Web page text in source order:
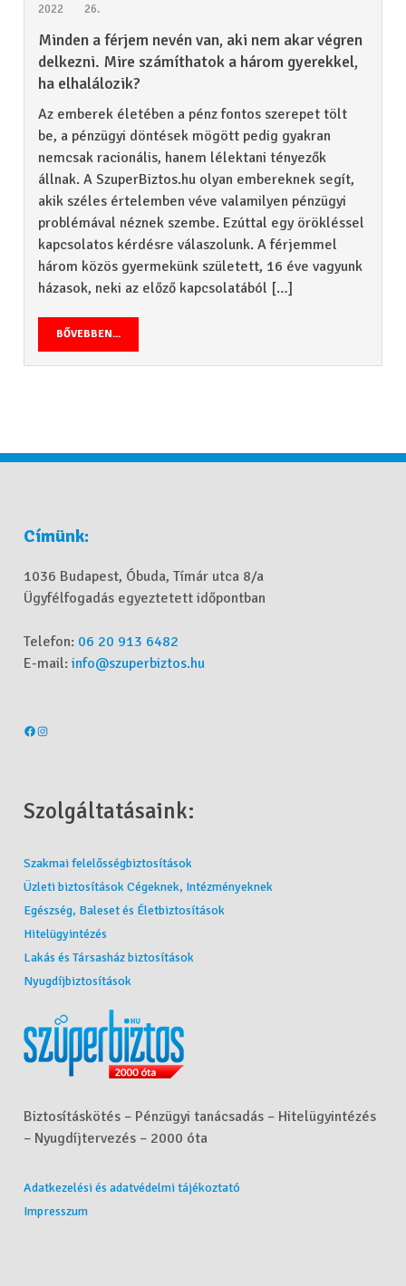
2022
26.
Minden a férjem nevén van, aki nem akar végren
delkezni. Mire számíthatok a három gyerekkel,
ha elhalálozik?
Az emberek életében a pénz fontos szerepet tölt
be, a pénzügyi döntések mögött pedig gyakran
nemcsak racionális, hanem lélektani tényezők
állnak. A SzuperBiztos.hu olyan embereknek segít,
akik széles értelemben véve valamilyen pénzügyi
problémával néznek szembe. Ezúttal egy örökléssel
kapcsolatos kérdésre válaszolunk. A férjemmel
három közös gyermekünk született, 16 éve vagyunk
házasok, neki az előző kapcsolatából […]
BŐVEBBEN...
Címünk:
1036 Budapest, Óbuda, Tímár utca 8/a
Ügyfélfogadás egyeztetett időpontban
Telefon: 06 20 913 6482
E-mail:info@szuperbiztos.hu
Szolgáltatásaink:
Szakmai felelősségbiztosítások
Üzleti biztosítások Cégeknek, Intézményeknek
Egészség, Baleset és Életbiztosítások
Hitelügyintézés
Lakás és Társasház biztosítások
Nyugdíjbiztosítások
Biztosításkötés – Pénzügyi tanácsadás – Hitelügyintézés
– Nyugdíjtervezés – 2000 óta
Adatkezelési és adatvédelmi tájékoztató
Impresszum